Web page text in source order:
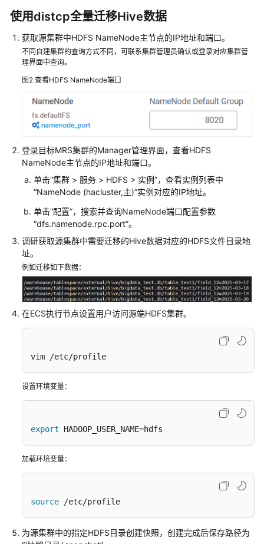
据
迁
移
到
前
网
络
备
使
用
CDM
服
迁
Hadoop
数
据
至
用
CDM
务
移
据
至
OBS
使用distcp全量迁移Hive数据
获取源集群中HDFS NameNode主节点的IP地址和端口。
不同自建集群的查询方式不同，可联系集群管理员确认或登录对应集群管
理界面中查询。
图2 查看HDFS NameNode端口
登录目标MRS集群的Manager管理界面，查看HDFS
NameNode主节点的IP地址和端口。
单击“集群 > 服务 > HDFS > 实例”，查看实例列表中
“NameNode (hacluster,主)”实例对应的IP地址。
单击“配置”，搜索并查询NameNode端口配置参数
“dfs.namenode.rpc.port”。
调研获取源集群中需要迁移的Hive数据对应的HDFS文件目录地
址。
例如迁移如下数据：
在ECS执行节点设置用户访问源端HDFS集群。
vim /etc/profile
设置环境变量：
export HADOOP_USER_NAME=hdfs
加载环境变量：
source /etc/profile
为源集群中的指定HDFS目录创建快照，创建完成后保存路径为